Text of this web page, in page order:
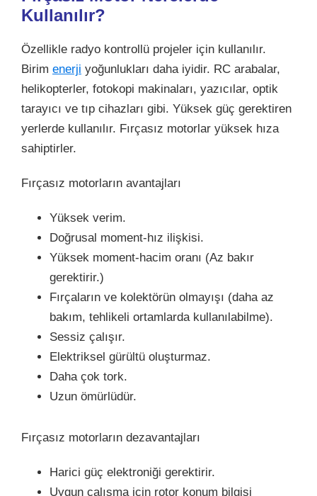
Kullanılır?
Özellikle radyo kontrollü projeler için kullanılır.
Birim enerji yoğunlukları daha iyidir. RC arabalar,
helikopterler, fotokopi makinaları, yazıcılar, optik
tarayıcı ve tıp cihazları gibi. Yüksek güç gerektiren
yerlerde kullanılır. Fırçasız motorlar yüksek hıza
sahiptirler.
Fırçasız motorların avantajları
Yüksek verim.
Doğrusal moment-hız ilişkisi.
Yüksek moment-hacim oranı (Az bakır
gerektirir.)
Fırçaların ve kolektörün olmayışı (daha az
bakım, tehlikeli ortamlarda kullanılabilme).
Sessiz çalışır.
Elektriksel gürültü oluşturmaz.
Daha çok tork.
Uzun ömürlüdür.
Fırçasız motorların dezavantajları
Harici güç elektroniği gerektirir.
Uygun çalışma için rotor konum bilgisi